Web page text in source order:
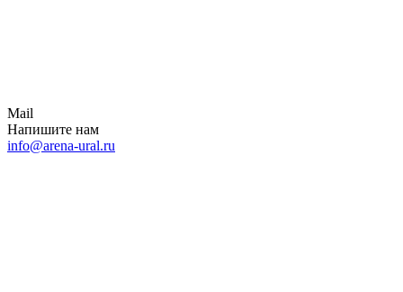
Mail
Напишите нам
info@arena-ural.ru